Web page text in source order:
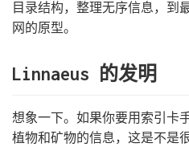
目录结构，整理无序信息，到
网的原型。
Linnaeus 的发明
想象一下。如果你要用索引卡
植物和矿物的信息，这是不是